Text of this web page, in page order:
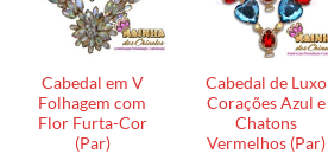
Cabedal em V
Folhagem com
Flor Furta-Cor
(Par)
Cabedal de Luxo
Corações Azul e
Chatons
Vermelhos (Par)